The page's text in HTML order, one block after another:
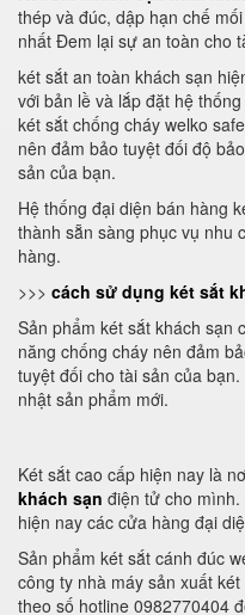
thép và đúc, dập hạn chế
nhất Đem lại sự an toàn cho
két sắt an toàn khách sạn
với bản lề và lắp đặt hệ
két sắt chống cháy welko
nên đảm bảo tuyệt đối độ
sản của bạn.
Hệ thống đại diện bán hàng
thành sẵn sàng phục vụ nhu
hàng.
>>> cách sử dụng két sắt
Sản phẩm két sắt khách sạn
năng chống cháy nên đảm
tuyệt đối cho tài sản của
nhật sản phẩm mới.
Két sắt cao cấp hiện nay là
khách sạn điện tử cho
hiện nay các cửa hàng đại
Sản phẩm két sắt cánh đúc
công ty nhà máy sản xuất
theo số hotline 0982770404